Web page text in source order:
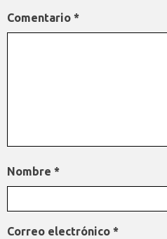
Comentario *
Nombre *
Correo electrónico *